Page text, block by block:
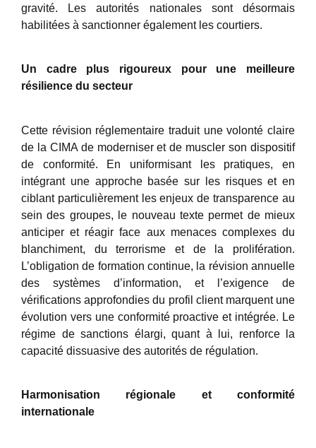
gravité. Les autorités nationales sont désormais
habilitées à sanctionner également les courtiers.
Un cadre plus rigoureux pour une meilleure
résilience du secteur
Cette révision réglementaire traduit une volonté claire
de la CIMA de moderniser et de muscler son dispositif
de conformité. En uniformisant les pratiques, en
intégrant une approche basée sur les risques et en
ciblant particulièrement les enjeux de transparence au
sein des groupes, le nouveau texte permet de mieux
anticiper et réagir face aux menaces complexes du
blanchiment, du terrorisme et de la prolifération.
L’obligation de formation continue, la révision annuelle
des systèmes d’information, et l’exigence de
vérifications approfondies du profil client marquent une
évolution vers une conformité proactive et intégrée. Le
régime de sanctions élargi, quant à lui, renforce la
capacité dissuasive des autorités de régulation.
Harmonisation régionale et conformité
internationale